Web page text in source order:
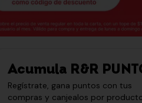
Acumula R&R
Regístrate, gana puntos con tus
compras y canjealos por